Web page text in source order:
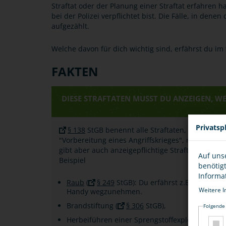
Straftat oder der Planung einer Straftat erfahren
bei der Polizei verpflichtet bist. Die Fälle, in
aufgezählt.
Welche davon für dich wichtig sind, erfährst du
FAKTEN
DIESE STRAFTATEN MUSST DU ANZEIGEN,
§ 138 StGB benennt alle Straftaten, die
"Vorbereitung eines Angriffskrieges", mit der du
gibt aber auch anzeigepflichtige Straftaten,
Beispiel
Raub ( § 249 StGB): Du erfährst z.B. dass
Handy wegzunehmen.
Brandstiftung (
§ 306 StGB),
Herbeiführen einer Sprengstoffexplosion (
§
Auf
Weitere